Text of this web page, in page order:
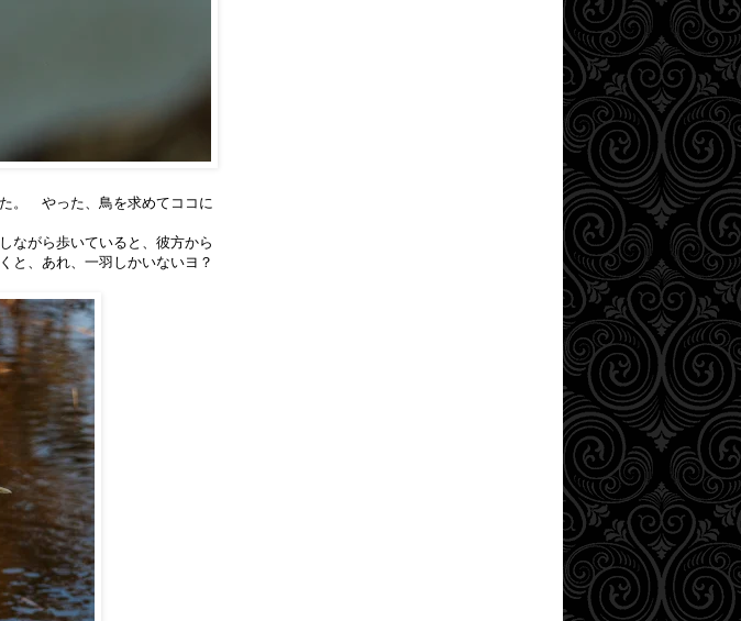
。 やった、鳥を求めてココに
ながら歩いていると、彼方から
と、あれ、一羽しかいないヨ？